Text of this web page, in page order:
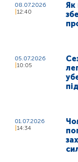
08.07.2026
12:40
Як
05.07.2026
10:05
01.07.2026
14:34